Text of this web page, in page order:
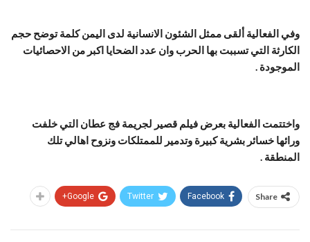
وفي الفعالية ألقى ممثل الشئون الانسانية لدى اليمن كلمة توضح حجم
الكارثة التي تسببت بها الحرب وان عدد الضحايا اكبر من الاحصائيات
الموجودة .
واختتمت الفعالية بعرض فيلم قصير لجريمة فج عطان التي خلفت
ورائها خسائر بشرية كبيرة وتدمير للممتلكات ونزوح اهالي تلك
المنطقة .
Share
Facebook
Twitter
Google+